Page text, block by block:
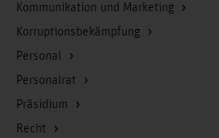
Kommunikation und Marketing
Korruptionsbekämpfung
Personal
Personalrat
Präsidium
Recht